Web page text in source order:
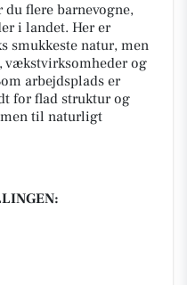
flere barnevogne,
i landet. Her er
smukkeste natur, men
vækstvirksomheder og
arbejdsplads er
for flad struktur og
til naturligt